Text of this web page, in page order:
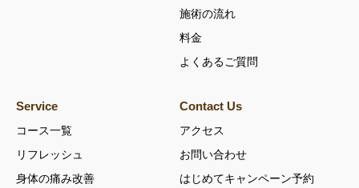
施術の流れ
料金
よくあるご質問
Service
コース一覧
リフレッシュ
身体の痛み改善
Contact Us
アクセス
お問い合わせ
はじめてキャンペーン予約